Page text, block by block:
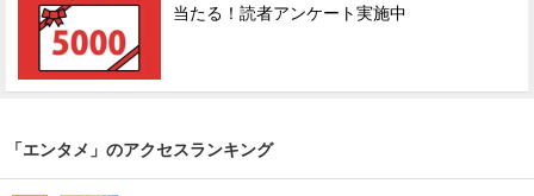
当たる！読者アンケート実施中
「エンタメ」のアクセスランキング